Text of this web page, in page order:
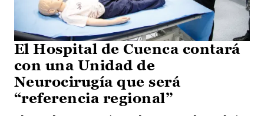
El Hospital de Cuenca contará
con una Unidad de
Neurocirugía que será
“referencia regional”